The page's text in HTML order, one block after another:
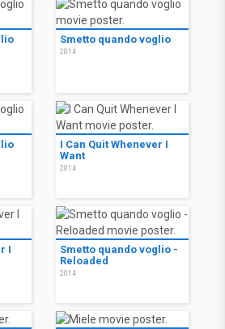
Smetto quando voglio
2014
I Can Quit Whenever I
Want
2014
I
Smetto quando voglio -
Reloaded
2014